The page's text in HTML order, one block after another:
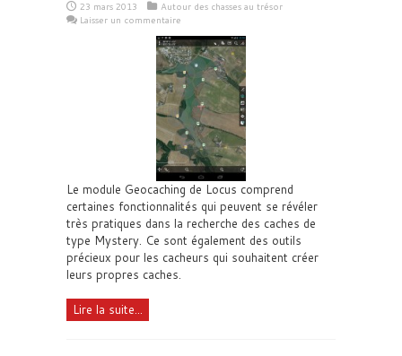
23 mars 2013
Autour des chasses au trésor
Laisser un commentaire
Le module Geocaching de Locus comprend
certaines fonctionnalités qui peuvent se révéler
très pratiques dans la recherche des caches de
type Mystery. Ce sont également des outils
précieux pour les cacheurs qui souhaitent créer
leurs propres caches.
Lire la suite...